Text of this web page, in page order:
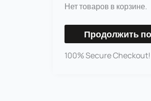
Нет товаров в корзине.
Продолжить
100% Secure Checkout!